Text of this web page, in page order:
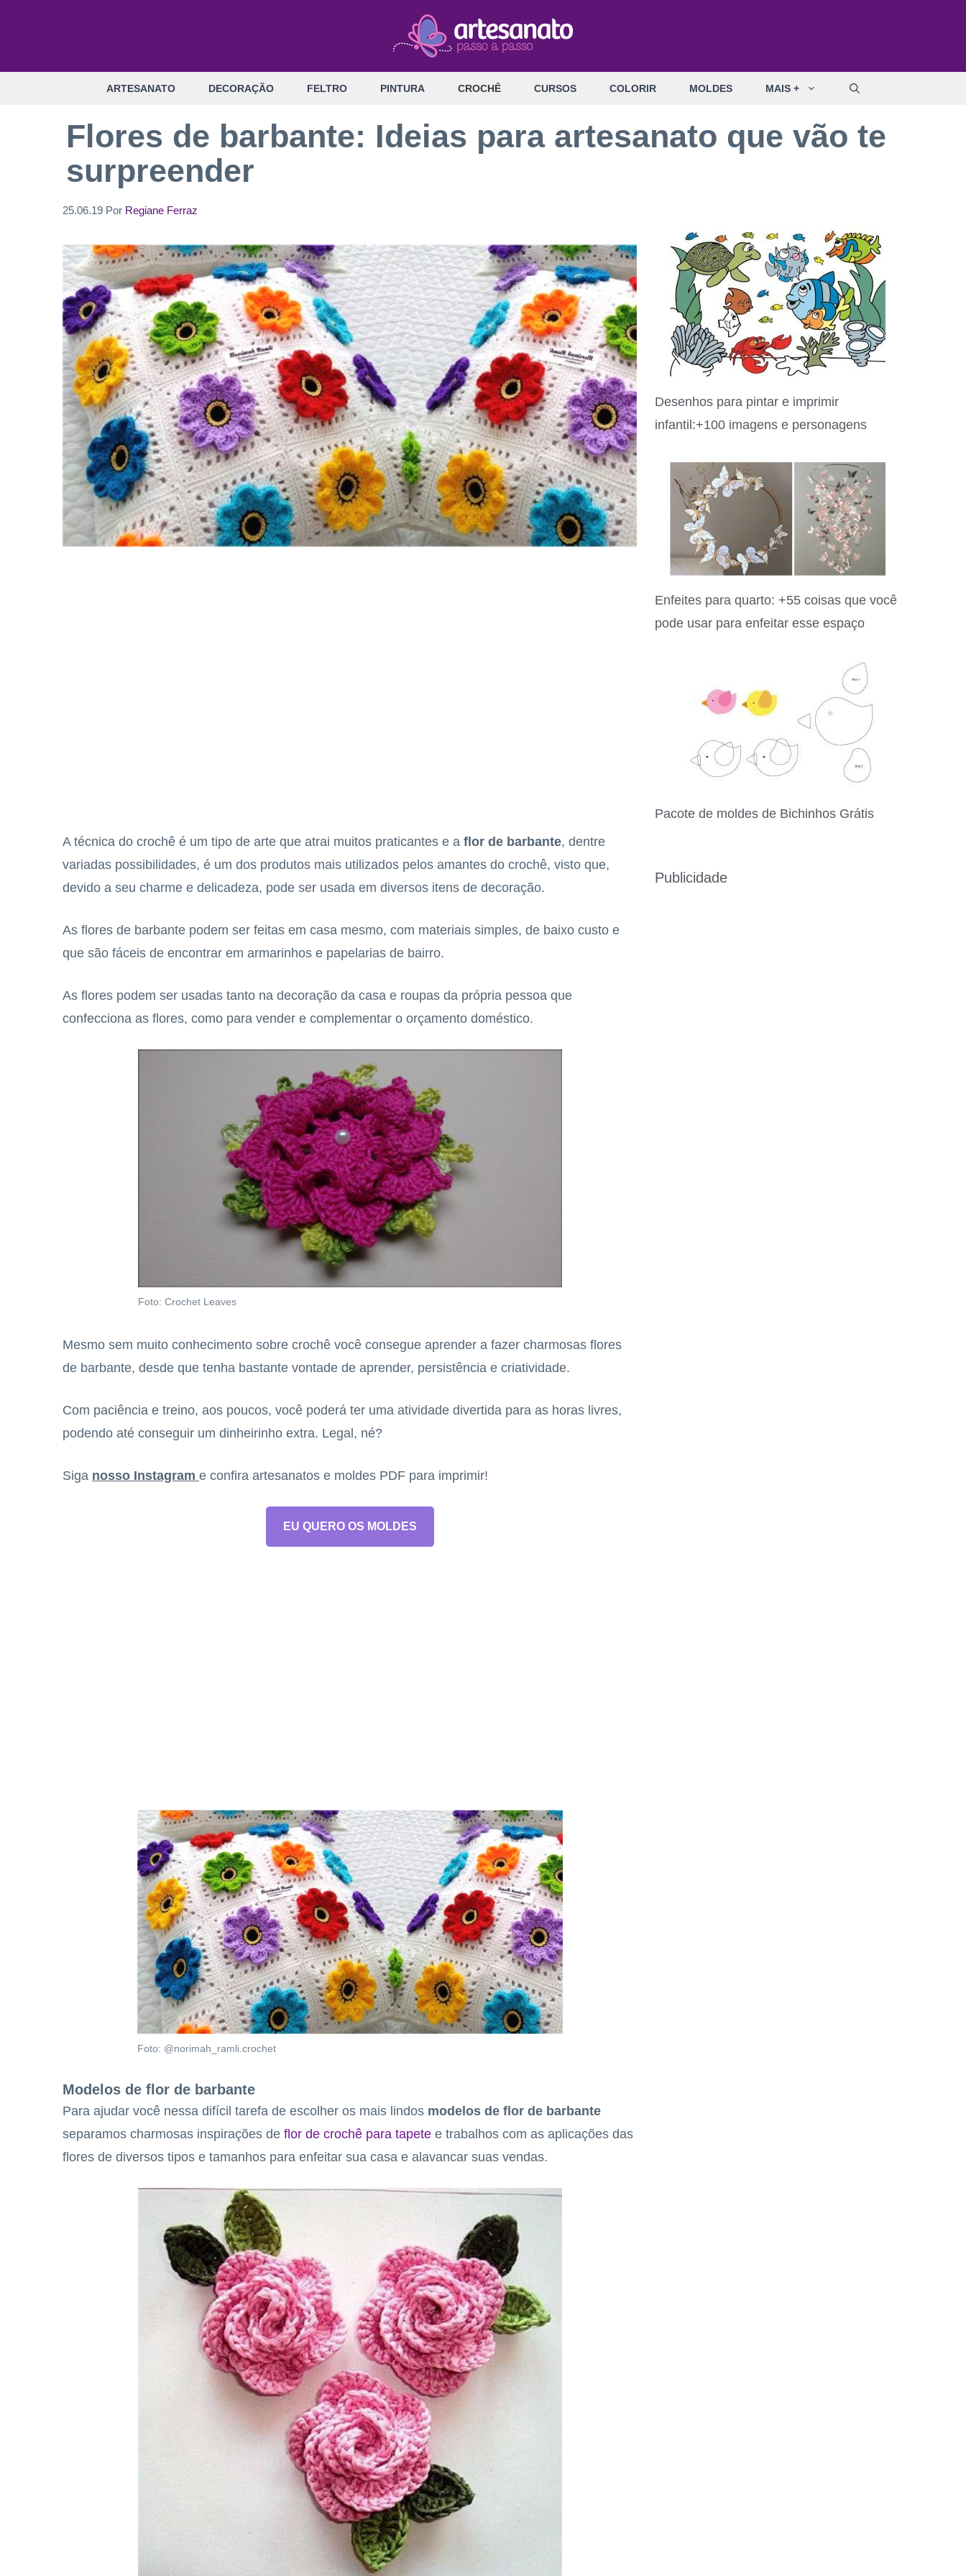
ARTESANATO DECORAÇÃO FELTRO PINTURA CROCHÊ CURSOS COLORIR MOLDES MAIS +
Flores de barbante: Ideias para artesanato que vão te
surpreender
25.06.19 Por Regiane Ferraz
A técnica do crochê é um tipo de arte que atrai muitos praticantes e a flor de barbante, dentre
variadas possibilidades, é um dos produtos mais utilizados pelos amantes do crochê, visto que,
devido a seu charme e delicadeza, pode ser usada em diversos itens de decoração.
As flores de barbante podem ser feitas em casa mesmo, com materiais simples, de baixo custo e
que são fáceis de encontrar em armarinhos e papelarias de bairro.
As flores podem ser usadas tanto na decoração da casa e roupas da própria pessoa que
confecciona as flores, como para vender e complementar o orçamento doméstico.
Foto: Crochet Leaves
Mesmo sem muito conhecimento sobre crochê você consegue aprender a fazer charmosas flores
de barbante, desde que tenha bastante vontade de aprender, persistência e criatividade.
Com paciência e treino, aos poucos, você poderá ter uma atividade divertida para as horas livres,
podendo até conseguir um dinheirinho extra. Legal, né?
Siga nosso Instagram e confira artesanatos e moldes PDF para imprimir!
EU QUERO OS MOLDES
Foto: @norimah_ramli.crochet
Modelos de flor de barbante
Para ajudar você nessa difícil tarefa de escolher os mais lindos modelos de flor de barbante
separamos charmosas inspirações de flor de crochê para tapete e trabalhos com as aplicações das
flores de diversos tipos e tamanhos para enfeitar sua casa e alavancar suas vendas.
Desenhos para pintar e imprimir
infantil:+100 imagens e personagens
Enfeites para quarto: +55 coisas que você
pode usar para enfeitar esse espaço
Pacote de moldes de Bichinhos Grátis
Publicidade